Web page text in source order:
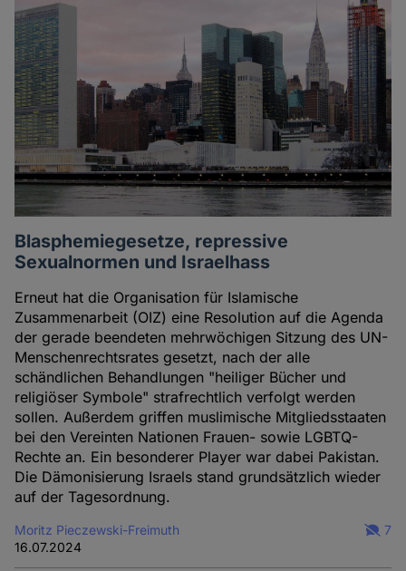
Blasphemiegesetze, repressive
Sexualnormen und Israelhass
Erneut hat die Organisation für Islamische
Zusammenarbeit (OIZ) eine Resolution auf die Agenda
der gerade beendeten mehrwöchigen Sitzung des UN-
Menschenrechtsrates gesetzt, nach der alle
schändlichen Behandlungen "heiliger Bücher und
religiöser Symbole" strafrechtlich verfolgt werden
sollen. Außerdem griffen muslimische Mitgliedsstaaten
bei den Vereinten Nationen Frauen- sowie LGBTQ-
Rechte an. Ein besonderer Player war dabei Pakistan.
Die Dämonisierung Israels stand grundsätzlich wieder
auf der Tagesordnung.
Moritz Pieczewski-Freimuth
16.07.2024
7